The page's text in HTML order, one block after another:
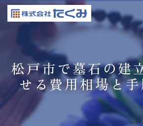
松戸市で墓石の建
せる費用相場と